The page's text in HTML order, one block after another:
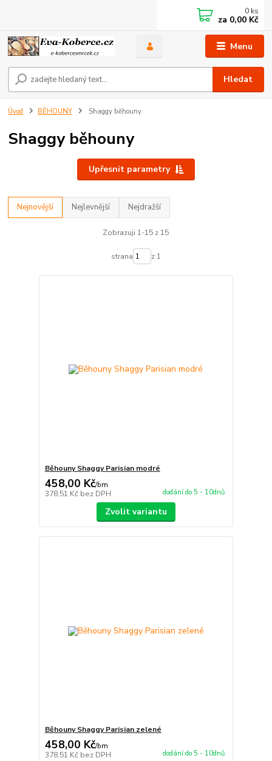
Menu
Hledat
0 ks
za 0,00 Kč
Úvod BĚHOUNY Shaggy běhouny
Shaggy běhouny
Upřesnit parametry
Nejnovější Nejlevnější Nejdražší
Zobrazuji 1-15 z 15
strana z 1
Běhouny Shaggy Parisian modré
458,00 Kč/bm
378,51 Kč bez DPH dodání do 5 - 10dnů
Zvolit variantu
Běhouny Shaggy Parisian zelené
458,00 Kč/bm
378,51 Kč bez DPH dodání do 5 - 10dnů